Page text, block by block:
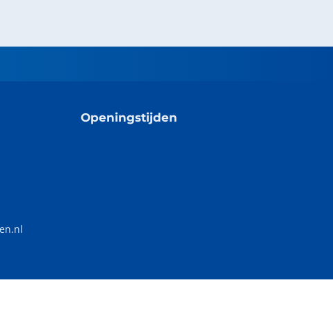
Openingstijden